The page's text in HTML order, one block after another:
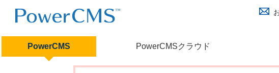
PowerCMS PowerCMSクラウド